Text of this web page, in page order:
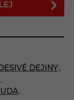
DEJINY,
,
,